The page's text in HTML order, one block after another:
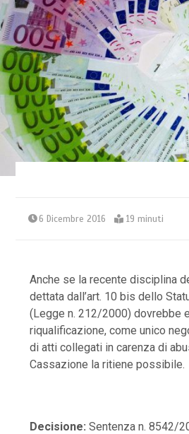
6 Dicembre 2016 19 minuti
Anche se la recente disciplina
dettata dall’art. 10 bis dello
(Legge n. 212/2000) dovrebbe
riqualificazione, come unico
di atti collegati in carenza di
Cassazione la ritiene possibile.
Decisione: Sentenza n. 8542/